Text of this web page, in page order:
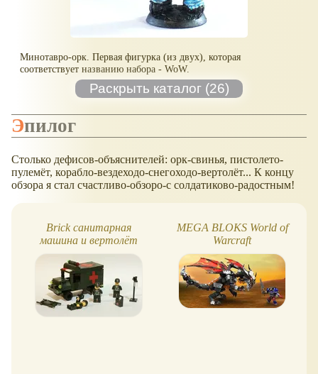
Минотавро-орк. Первая фигурка (из двух), которая
соответствует названию набора - WoW.
Эпилог
Столько дефисов-объяснителей: орк-свинья, пистолето-
пулемёт, корабло-вездеходо-снегоходо-вертолёт... К концу
обзора я стал счастливо-обзоро-с солдатиково-радостным!
Brick санитарная
машина и вертолёт
MEGA BLOKS World of
Warcraft